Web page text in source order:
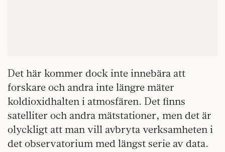
Det här kommer dock inte innebära att
forskare och andra inte längre mäter
koldioxidhalten i atmosfären. Det finns
satelliter och andra mätstationer, men det är
olyckligt att man vill avbryta verksamheten i
det observatorium med längst serie av data.